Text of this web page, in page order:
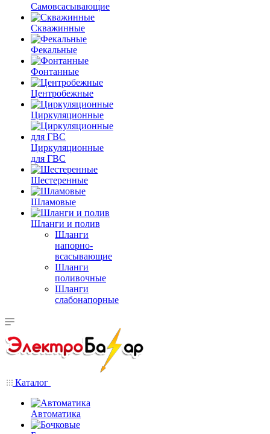
Самовсасывающие
Скважинные
Фекальные
Фонтанные
Центробежные
Циркуляционные
Циркуляционные
для ГВС
Шестеренные
Шламовые
Шланги и полив
Шланги
напорно-
всасывающие
Шланги
поливочные
Шланги
слабонапорные
Каталог
Автоматика